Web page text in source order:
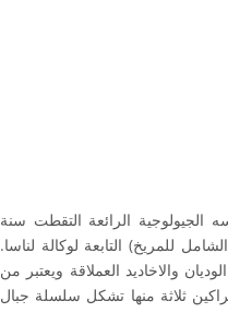
الرائعة التقطت سنة
للمريخ) التابعة لوكالة لناسا.
والاخاديد العملاقة ويعتبر من
ثلاثة منها تشكل سلسلة جبال